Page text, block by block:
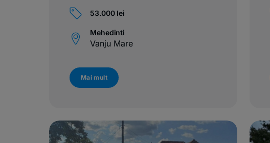
53.000 lei
Mehedinti
Vanju Mare
Mai mult